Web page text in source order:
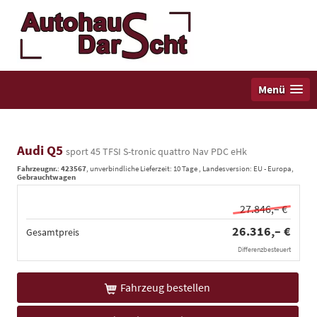
Menü
Audi Q5 sport 45 TFSI S-tronic quattro Nav PDC eHk
Fahrzeugnr.: 423567 , unverbindliche Lieferzeit: 10 Tage , Landesversion: EU - Europa,
Gebrauchtwagen
27.846,– €
Gesamtpreis 26.316,– €
Differenzbesteuert
Fahrzeug bestellen